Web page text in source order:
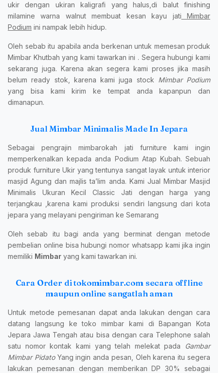
ukir dengan ukiran kaligrafi yang halus,di balut finishing
milamine warna walnut membuat kesan kayu jati Mimbar
Podium ini nampak lebih hidup.
Oleh sebab itu apabila anda berkenan untuk memesan produk
Mimbar Khutbah yang kami tawarkan ini . Segera hubungi kami
sekarang juga. Karena akan segera kami proses jika masih
belum ready stok, karena kami juga stock Mimbar Podium
yang bisa kami kirim ke tempat anda kapanpun dan
dimanapun.
Jual Mimbar Minimalis Made In Jepara
Sebagai pengrajin mimbarokah jati furniture kami ingin
memperkenalkan kepada anda Podium Atap Kubah. Sebuah
produk furniture Ukir yang tentunya sangat layak untuk interior
masjid Agung dan majlis ta’lim anda. Kami Jual Mimbar Masjid
Minimalis Ukuran Kecil Classic Jati dengan harga yang
terjangkau ,karena kami produksi sendiri langsung dari kota
jepara yang melayani pengiriman ke Semarang
Oleh sebab itu bagi anda yang berminat dengan metode
pembelian online bisa hubungi nomor whatsapp kami jika ingin
memiliki Mimbar yang kami tawarkan ini.
Cara Order di tokomimbar.com secara offline
maupun online sangatlah aman
Untuk metode pemesanan dapat anda lakukan dengan cara
datang langsung ke toko mimbar kami di Bapangan Kota
Jepara Jawa Tengah atau bisa dengan cara Telephone salah
satu nomor kontak kami yang telah melekat pada
Gambar
Mimbar PidatoYang ingin anda pesan, Oleh karena itu segera
lakukan pemesanan dengan memberikan DP 30% sebagai